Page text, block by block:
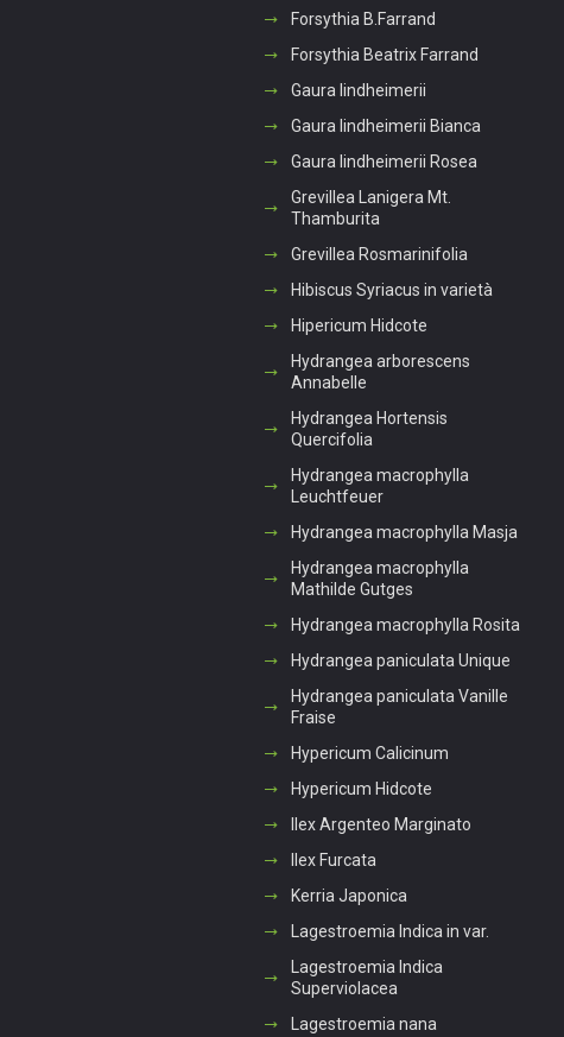
Forsythia B.Farrand
Forsythia Beatrix Farrand
Gaura lindheimerii
Gaura lindheimerii Bianca
Gaura lindheimerii Rosea
Grevillea Lanigera Mt.
Thamburita
Grevillea Rosmarinifolia
Hibiscus Syriacus in varietà
Hipericum Hidcote
Hydrangea arborescens
Annabelle
Hydrangea Hortensis
Quercifolia
Hydrangea macrophylla
Leuchtfeuer
Hydrangea macrophylla Masja
Hydrangea macrophylla
Mathilde Gutges
Hydrangea macrophylla Rosita
Hydrangea paniculata Unique
Hydrangea paniculata Vanille
Fraise
Hypericum Calicinum
Hypericum Hidcote
Ilex Argenteo Marginato
Ilex Furcata
Kerria Japonica
Lagestroemia Indica in var.
Lagestroemia Indica
Superviolacea
Lagestroemia nana